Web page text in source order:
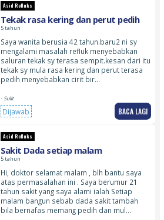
Asid Refluks
Tekak rasa kering dan perut pedih
5 tahun
Saya wanita berusia 42 tahun.baru2 ni sy
mengalami masalah refluk menyebabkan
saluran tekak sy terasa sempit.kesan dari itu
tekak sy mula rasa kering dan perut terasa
pedih menyebabkan cirit bir…
- Sulit
Dijawab BACA LAGI
Asid Refluks
Sakit Dada setiap malam
5 tahun
Hi, doktor selamat malam , blh bantu saya
atas permasalahan ini . Saya berumur 21
tahun sakit yang saya alami ialah Setiap
malam bangun sebab dada sakit tambah
bila bernafas memang pedih dan mul…